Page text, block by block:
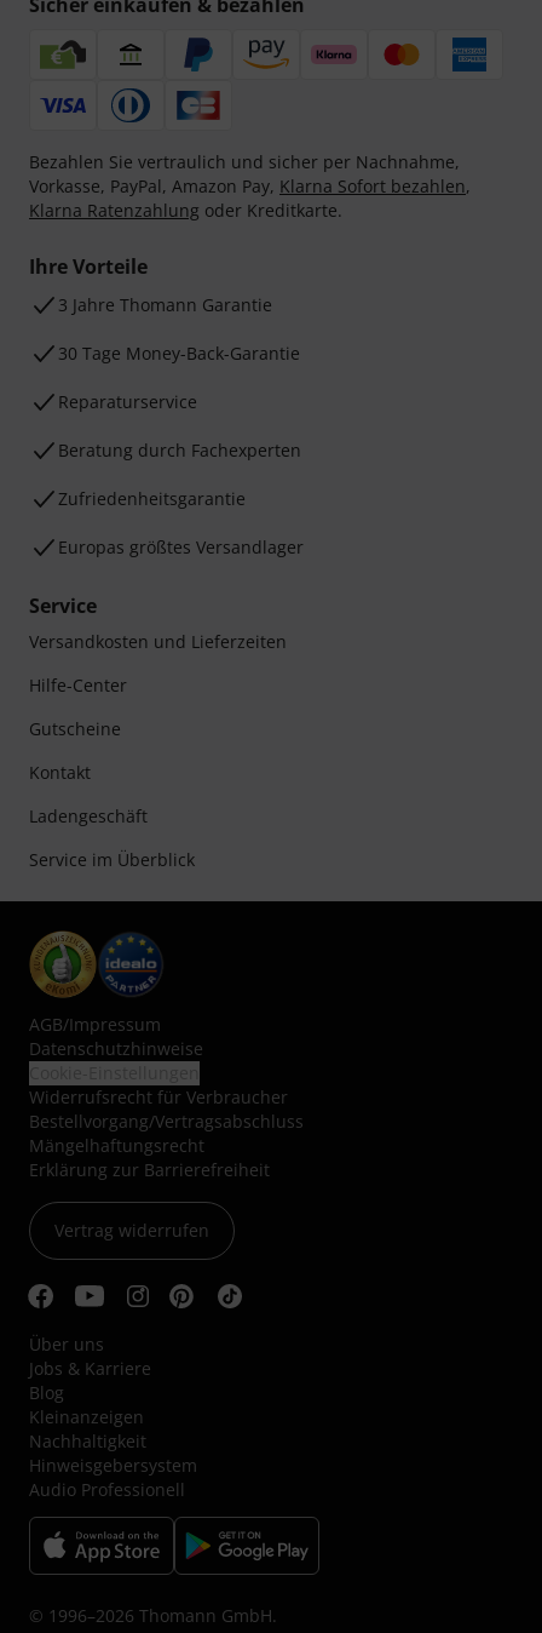
Bezahlen Sie vertraulich und sicher per Nachnahme,
Vorkasse, PayPal, Amazon Pay, Klarna Sofort bezahlen,
Klarna Ratenzahlung oder Kreditkarte.
Ihre Vorteile
3 Jahre Thomann Garantie
30 Tage Money-Back-Garantie
Reparaturservice
Beratung durch Fachexperten
Zufriedenheitsgarantie
Europas größtes Versandlager
Service
Versandkosten und Lieferzeiten
Hilfe-Center
Gutscheine
Kontakt
Ladengeschäft
Service im Überblick
AGB/Impressum
Datenschutzhinweise
Widerrufsrecht für Verbraucher
Bestellvorgang/Vertragsabschluss
Mängelhaftungsrecht
Erklärung zur Barrierefreiheit
Vertrag widerrufen
Über uns
Jobs & Karriere
Blog
Kleinanzeigen
Nachhaltigkeit
Hinweisgebersystem
Audio Professionell
© 1996–2026 Thomann GmbH.